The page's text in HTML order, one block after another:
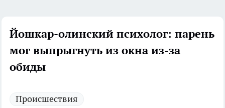
Йошкар-олинский психолог: парень
мог выпрыгнуть из окна из-за
обиды
Происшествия